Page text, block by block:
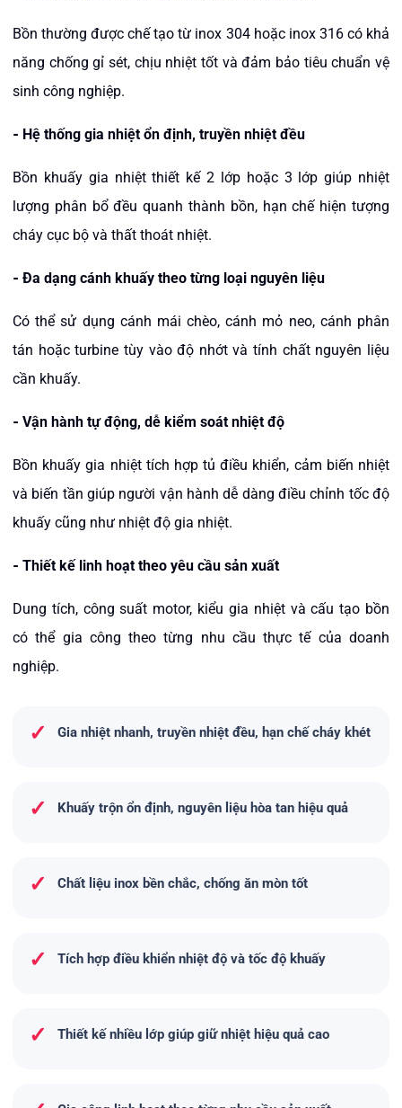
Bồn thường được chế tạo từ inox 304 hoặc inox 316 có khả
năng chống gỉ sét, chịu nhiệt tốt và đảm bảo tiêu chuẩn vệ
sinh công nghiệp.
- Hệ thống gia nhiệt ổn định, truyền nhiệt đều
Bồn khuấy gia nhiệt thiết kế 2 lớp hoặc 3 lớp giúp nhiệt
lượng phân bổ đều quanh thành bồn, hạn chế hiện tượng
cháy cục bộ và thất thoát nhiệt.
- Đa dạng cánh khuấy theo từng loại nguyên liệu
Có thể sử dụng cánh mái chèo, cánh mỏ neo, cánh phân
tán hoặc turbine tùy vào độ nhớt và tính chất nguyên liệu
cần khuấy.
- Vận hành tự động, dễ kiểm soát nhiệt độ
Bồn khuấy gia nhiệt tích hợp tủ điều khiển, cảm biến nhiệt
và biến tần giúp người vận hành dễ dàng điều chỉnh tốc độ
khuấy cũng như nhiệt độ gia nhiệt.
- Thiết kế linh hoạt theo yêu cầu sản xuất
Dung tích, công suất motor, kiểu gia nhiệt và cấu tạo bồn
có thể gia công theo từng nhu cầu thực tế của doanh
nghiệp.
✓ Gia nhiệt nhanh, truyền nhiệt đều, hạn chế cháy khét
✓ Khuấy trộn ổn định, nguyên liệu hòa tan hiệu quả
✓ Chất liệu inox bền chắc, chống ăn mòn tốt
✓ Tích hợp điều khiển nhiệt độ và tốc độ khuấy
✓ Thiết kế nhiều lớp giúp giữ nhiệt hiệu quả cao